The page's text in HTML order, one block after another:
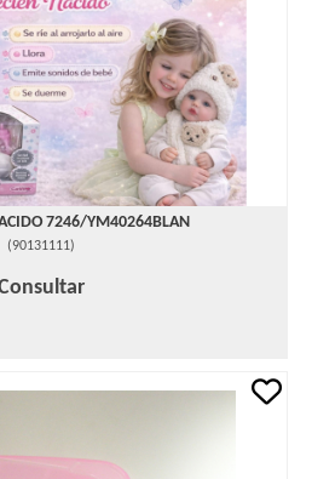
7246/YM40264BLAN
(90131111)